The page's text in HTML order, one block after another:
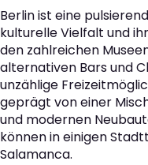
Berlin ist eine
kulturelle Vielfalt und
den zahlreichen
alternativen Bars und
unzählige
geprägt von einer
und modernen
können in einigen
Salamanca.